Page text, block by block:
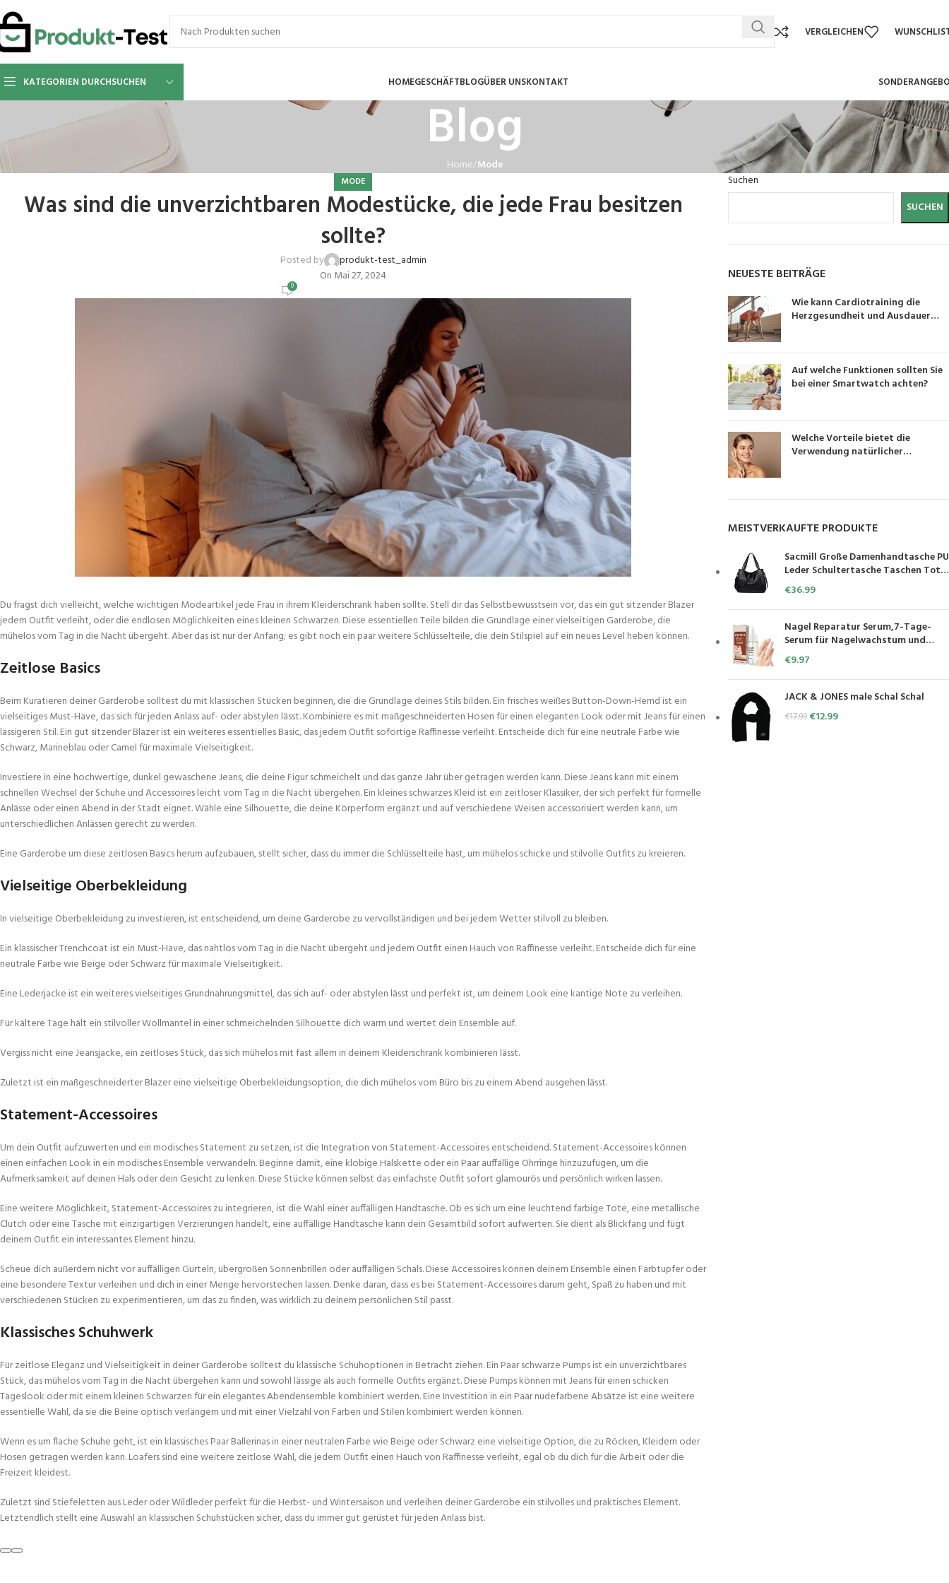
VERGLEICHEN
KATEGORIEN DURCHSUCHEN HOMEGESCHÄFTBLOGÜBER UNSKONTAKT
Blog
Home Mode
MODE
Was sind die unverzichtbaren Modestücke, die jede Frau besitzen
sollte?
Posted by
produkt-test_admin
On Mai 27, 2024
0
Du fragst dich vielleicht, welche wichtigen Modeartikel jede Frau in ihrem Kleiderschrank haben sollte. Stell dir das Selbstbewusstsein vor, das ein gut sitzender Blazer
jedem Outfit verleiht, oder die endlosen Möglichkeiten eines kleinen Schwarzen. Diese essentiellen Teile bilden die Grundlage einer vielseitigen Garderobe, die
mühelos vom Tag in die Nacht übergeht. Aber das ist nur der Anfang; es gibt noch ein paar weitere Schlüsselteile, die dein Stilspiel auf ein neues Level heben können.
Zeitlose Basics
Beim Kuratieren deiner Garderobe solltest du mit klassischen Stücken beginnen, die die Grundlage deines Stils bilden. Ein frisches weißes Button-Down-Hemd ist ein
vielseitiges Must-Have, das sich für jeden Anlass auf- oder abstylen lässt. Kombiniere es mit maßgeschneiderten Hosen für einen eleganten Look oder mit Jeans für einen
lässigeren Stil. Ein gut sitzender Blazer ist ein weiteres essentielles Basic, das jedem Outfit sofortige Raffinesse verleiht. Entscheide dich für eine neutrale Farbe wie
Schwarz, Marineblau oder Camel für maximale Vielseitigkeit.
Investiere in eine hochwertige, dunkel gewaschene Jeans, die deine Figur schmeichelt und das ganze Jahr über getragen werden kann. Diese Jeans kann mit einem
schnellen Wechsel der Schuhe und Accessoires leicht vom Tag in die Nacht übergehen. Ein kleines schwarzes Kleid ist ein zeitloser Klassiker, der sich perfekt für formelle
Anlässe oder einen Abend in der Stadt eignet. Wähle eine Silhouette, die deine Körperform ergänzt und auf verschiedene Weisen accessorisiert werden kann, um
unterschiedlichen Anlässen gerecht zu werden.
Eine Garderobe um diese zeitlosen Basics herum aufzubauen, stellt sicher, dass du immer die Schlüsselteile hast, um mühelos schicke und stilvolle Outfits zu kreieren.
Vielseitige Oberbekleidung
In vielseitige Oberbekleidung zu investieren, ist entscheidend, um deine Garderobe zu vervollständigen und bei jedem Wetter stilvoll zu bleiben.
Ein klassischer Trenchcoat ist ein Must-Have, das nahtlos vom Tag in die Nacht übergeht und jedem Outfit einen Hauch von Raffinesse verleiht. Entscheide dich für eine
neutrale Farbe wie Beige oder Schwarz für maximale Vielseitigkeit.
Eine Lederjacke ist ein weiteres vielseitiges Grundnahrungsmittel, das sich auf- oder abstylen lässt und perfekt ist, um deinem Look eine kantige Note zu verleihen.
Für kältere Tage hält ein stilvoller Wollmantel in einer schmeichelnden Silhouette dich warm und wertet dein Ensemble auf.
Vergiss nicht eine Jeansjacke, ein zeitloses Stück, das sich mühelos mit fast allem in deinem Kleiderschrank kombinieren lässt.
Zuletzt ist ein maßgeschneiderter Blazer eine vielseitige Oberbekleidungsoption, die dich mühelos vom Büro bis zu einem Abend ausgehen lässt.
Statement-Accessoires
Um dein Outfit aufzuwerten und ein modisches Statement zu setzen, ist die Integration von Statement-Accessoires entscheidend. Statement-Accessoires können
einen einfachen Look in ein modisches Ensemble verwandeln. Beginne damit, eine klobige Halskette oder ein Paar auffällige Ohrringe hinzuzufügen, um die
Aufmerksamkeit auf deinen Hals oder dein Gesicht zu lenken. Diese Stücke können selbst das einfachste Outfit sofort glamourös und persönlich wirken lassen.
Eine weitere Möglichkeit, Statement-Accessoires zu integrieren, ist die Wahl einer auffälligen Handtasche. Ob es sich um eine leuchtend farbige Tote, eine metallische
Clutch oder eine Tasche mit einzigartigen Verzierungen handelt, eine auffällige Handtasche kann dein Gesamtbild sofort aufwerten. Sie dient als Blickfang und fügt
deinem Outfit ein interessantes Element hinzu.
Scheue dich außerdem nicht vor auffälligen Gürteln, übergroßen Sonnenbrillen oder auffälligen Schals. Diese Accessoires können deinem Ensemble einen Farbtupfer oder
eine besondere Textur verleihen und dich in einer Menge hervorstechen lassen. Denke daran, dass es bei Statement-Accessoires darum geht, Spaß zu haben und mit
verschiedenen Stücken zu experimentieren, um das zu finden, was wirklich zu deinem persönlichen Stil passt.
Klassisches Schuhwerk
Für zeitlose Eleganz und Vielseitigkeit in deiner Garderobe solltest du klassische Schuhoptionen in Betracht ziehen. Ein Paar schwarze Pumps ist ein unverzichtbares
Stück, das mühelos vom Tag in die Nacht übergehen kann und sowohl lässige als auch formelle Outfits ergänzt. Diese Pumps können mit Jeans für einen schicken
Tageslook oder mit einem kleinen Schwarzen für ein elegantes Abendensemble kombiniert werden. Eine Investition in ein Paar nudefarbene Absätze ist eine weitere
essentielle Wahl, da sie die Beine optisch verlängern und mit einer Vielzahl von Farben und Stilen kombiniert werden können.
Wenn es um flache Schuhe geht, ist ein klassisches Paar Ballerinas in einer neutralen Farbe wie Beige oder Schwarz eine vielseitige Option, die zu Röcken, Kleidern oder
Hosen getragen werden kann. Loafers sind eine weitere zeitlose Wahl, die jedem Outfit einen Hauch von Raffinesse verleiht, egal ob du dich für die Arbeit oder die
Freizeit kleidest.
Zuletzt sind Stiefeletten aus Leder oder Wildleder perfekt für die Herbst- und Wintersaison und verleihen deiner Garderobe ein stilvolles und praktisches Element.
Letztendlich stellt eine Auswahl an klassischen Schuhstücken sicher, dass du immer gut gerüstet für jeden Anlass bist.
Suchen
SUCHEN
NEUESTE BEITRÄGE
Wie kann Cardiotraining die
Herzgesundheit und Ausdauer
Auf welche Funktionen sollten Sie
bei einer Smartwatch achten?
Welche Vorteile bietet die
Verwendung natürlicher
MEISTVERKAUFTE PRODUKTE
Sacmill Große Damenhandtasche PU
Leder Schultertasche Taschen Tote
Henkeltasche für Frauen
€36.99
Nagel Reparatur Serum,7-Tage-
Serum für Nagelwachstum und
Stärkung,Nagelwachstum-und
Kraftserum,Nail Growth and
Strengthener,Nagel-Reparatur-
Essenz,Zehennagel Reparatur
€9.97
JACK & JONES male Schal Schal
€17.99 €12.99